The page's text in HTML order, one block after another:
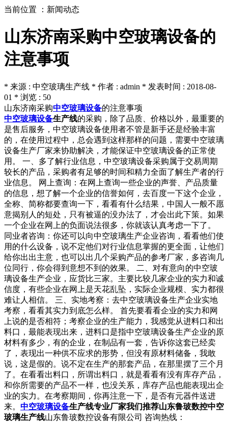
当前位置 ： 新闻动态
山东济南采购中空玻璃设备的
注意事项
* 来源 : 中空玻璃生产线 * 作者 : admin * 发表时间 : 2018-08-
01 * 浏览 : 50
山东济南采购中空玻璃设备的注意事项
中空玻璃设备生产线的采购，除了品质、价格以外，最重要的
是售后服务，中空玻璃设备使用者不管是新手还是经验丰富
的，在使用过程中，总会遇到这样那样的问题，需要中空玻璃
设备生产厂家来协助解决，才能保证中空玻璃设备的正常使
用。 一、多了解行业信息，中空玻璃设备采购属于交易周期
较长的产品，采购者有足够的时间和精力全面了解生产者的行
业信息。 网上查询：在网上查询一些企业的声誉、产品质量
的信息，想了解一个企业的信誉如何，去百度一下这个企业，
全称、简称都要查询一下，看看有什么结果，中国人一般不愿
意揭别人的短处，只有被逼的没办法了，才会出此下策。如果
一个企业在网上的负面说法很多，你就该认真考虑一下了。
同业者咨询：你还可以向中空玻璃生产企业咨询，看看他们使
用的什么设备，说不定他们对行业信息掌握的更全面，让他们
给你出出主意，也可以出几个采购产品的参考厂家，多咨询几
位同行，你会得到意想不到的效果。 二、对有意向的中空玻
璃设备生产企业，应货比三家。主要比较几家企业的实力和诚
信度，有些企业在网上是天花乱坠，实际企业规模、实力都很
难让人相信。 三、实地考察：去中空玻璃设备生产企业实地
考察，看看其实力到底怎么样。 首先要看看企业的实力和网
上说的是否相符；考察企业的生产能力，我感觉从进料口和出
料口，最能表现出来，进料口是指中空玻璃设备生产企业的原
材料有多少，有的企业，在制品有一套，告诉你这套已经卖
了，表现出一种供不应求的形势，但没有原材料储备，我敢
说，这是假的。说不定在生产的那套产品，在那里摆了三个月
了。在看看出料口，所谓出料口，就是看看有没有库存产品，
和你所需要的产品不一样，也没关系，库存产品也能表现出企
业的实力。在考察期间，你再注意一下，是否有元器件送进
来。 中空玻璃设备生产线专业厂家我们推荐山东鲁玻数控中空
玻璃生产线山东鲁玻数控设备有限公司 咨询热线：